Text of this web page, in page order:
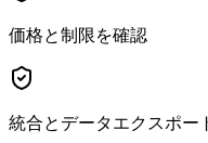
価格と制限を確認
統合とデータエクスポー